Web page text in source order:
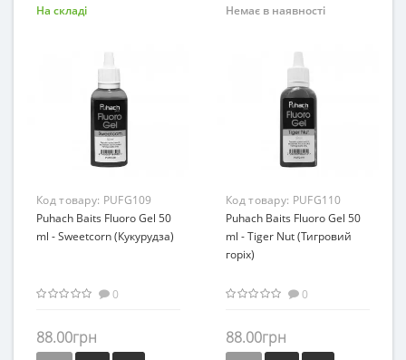
На складі Немає в наявності
Код товару: PUFG109
Puhach Baits Fluoro Gel 50
ml - Sweetcorn (Кукурудза)
0
88.00грн
Код товару: PUFG110
Puhach Baits Fluoro Gel 50
ml - Tiger Nut (Тигровий
горіх)
0
88.00грн